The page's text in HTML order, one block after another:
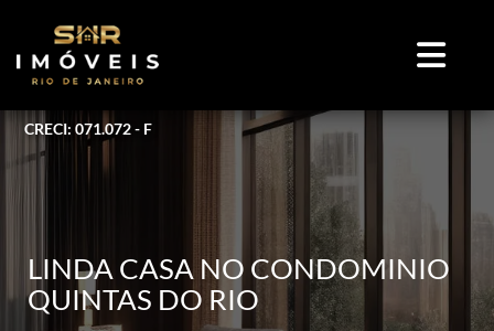
CRECI: 071.072 - F
LINDA CASA NO CONDOMINIO
QUINTAS DO RIO